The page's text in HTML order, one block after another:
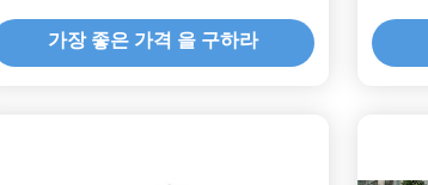
가장 좋은 가격 을 구하라